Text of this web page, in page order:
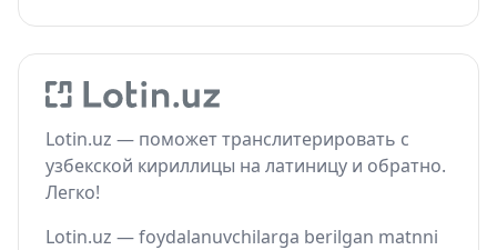
Lotin.uz — поможет транслитерировать с
узбекской кириллицы на латиницу и обратно.
Легко!
Lotin.uz — foydalanuvchilarga berilgan matnni